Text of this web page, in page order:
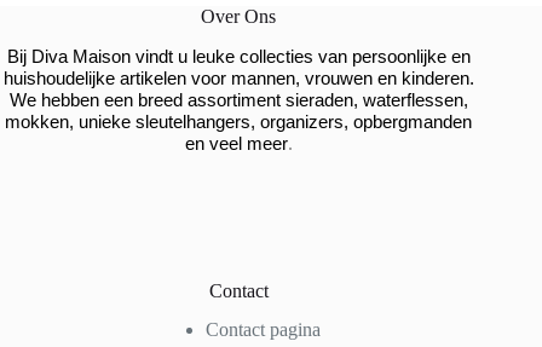
Over Ons
Bij Diva Maison vindt u leuke collecties van persoonlijke en
huishoudelijke artikelen voor mannen, vrouwen en kinderen.
We hebben een breed assortiment sieraden, waterflessen,
mokken, unieke sleutelhangers, organizers, opbergmanden
en veel meer.
Contact
Contact pagina